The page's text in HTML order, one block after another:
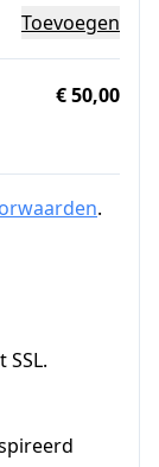
Toevoegen
€ 50,00
.